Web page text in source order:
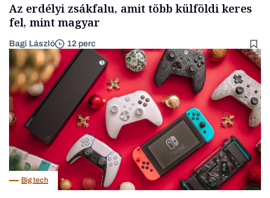
Az erdélyi zsákfalu, amit több külföldi keres
fel, mint magyar
Bagi László 12 perc
Big tech